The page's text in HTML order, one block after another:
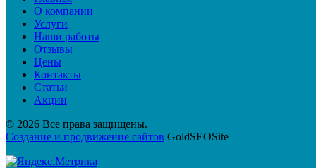
О компании
Услуги
Наши работы
Отзывы
Цены
Контакты
Статьи
Акции
© 2026 Все права защищены.
Создание и продвижение сайтов GoldSEOSite